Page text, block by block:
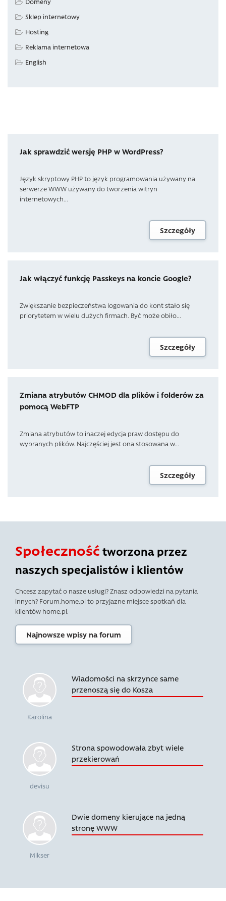
Sklep internetowy
Hosting
Reklama internetowa
English
Jak sprawdzić wersję PHP w WordPress?
Język skryptowy PHP to język programowania używany na
serwerze WWW używany do tworzenia witryn
internetowych...
Szczegóły
Jak włączyć funkcję Passkeys na koncie Google?
Zwiększanie bezpieczeństwa logowania do kont stało się
priorytetem w wielu dużych firmach. Być może obiło...
Szczegóły
Zmiana atrybutów CHMOD dla plików i folderów za
pomocą WebFTP
Zmiana atrybutów to inaczej edycja praw dostępu do
wybranych plików. Najczęściej jest ona stosowana w...
Szczegóły
Społeczność tworzona przez
naszych specjalistów i klientów
Chcesz zapytać o nasze usługi? Znasz odpowiedzi na pytania
innych? Forum.home.pl to przyjazne miejsce spotkań dla
klientów home.pl.
Najnowsze wpisy na forum
Karolina
Wiadomości na skrzynce same
przenoszą się do Kosza
devisu
Strona spowodowała zbyt wiele
przekierowań
Mikser
Dwie domeny kierujące na jedną
stronę WWW